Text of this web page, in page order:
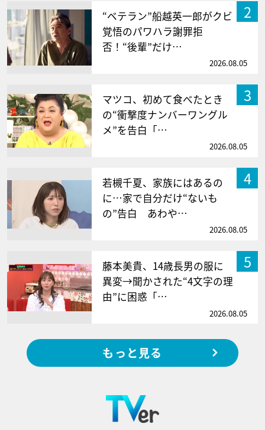
2
“ベテラン”船越英一郎がクビ
覚悟のパワハラ謝罪拒
否！“後輩”だけ…
2026.08.05
3
マツコ、初めて食べたとき
の“衝撃度ナンバーワングル
メ”を告白「…
2026.08.05
4
若槻千夏、家族にはあるの
に…家で自分だけ“ないも
の”告白 あわや…
2026.08.05
5
藤本美貴、14歳長男の服に
異変→聞かされた“4文字の理
由”に困惑「…
2026.08.05
もっと見る